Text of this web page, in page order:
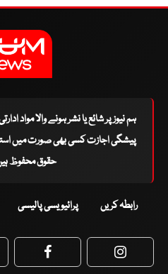
ہم نیوز پر شائع یا نشر ہونے والا مواد
پیشگی اجازت کسی بھی صورت میں
حقوق محفوظ ہیں
رابطہ کریں پرائیویسی پالیسی
Facebook